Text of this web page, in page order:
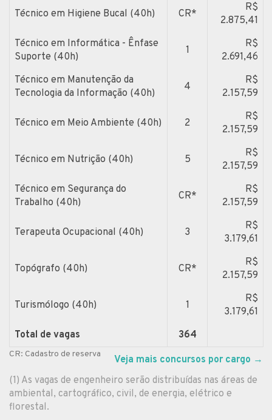
Técnico em Higiene Bucal (40h) CR*
R$
2.875,41
Técnico em Informática - Ênfase
Suporte (40h)
1
R$
2.691,46
Técnico em Manutenção da
Tecnologia da Informação (40h)
4
R$
2.157,59
Técnico em Meio Ambiente (40h) 2
R$
2.157,59
Técnico em Nutrição (40h) 5
R$
2.157,59
Técnico em Segurança do
Trabalho (40h)
CR*
R$
2.157,59
Terapeuta Ocupacional (40h) 3
R$
3.179,61
Topógrafo (40h) CR*
R$
2.157,59
Turismólogo (40h) 1
R$
3.179,61
Total de vagas
364
CR: Cadastro de reserva Veja mais concursos por cargo →
(1) As vagas de engenheiro serão distribuídas nas áreas de
ambiental, cartográfico, civil, de energia, elétrico e
florestal.